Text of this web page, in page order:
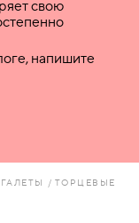
свою
напишите
ТОРЦЕВЫЕ